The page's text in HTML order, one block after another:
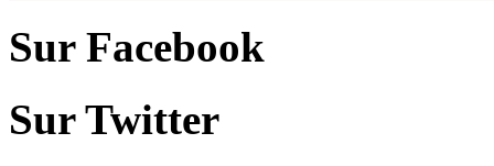
Sur Facebook
Sur Twitter